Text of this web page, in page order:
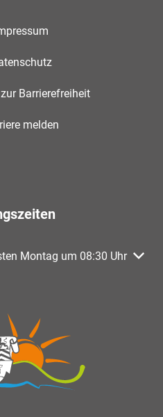
Barrierefreiheit
melden
oder Schließzeiten
Montag um 08:30 Uhr